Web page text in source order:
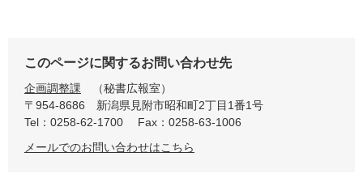
このページに関するお問い合わせ先
企画調整課
秘書広報室
〒954-8686
新潟県見附市昭和町2丁目1番1号
Tel：0258-62-1700
Fax：0258-63-1006
メールでのお問い合わせはこちら